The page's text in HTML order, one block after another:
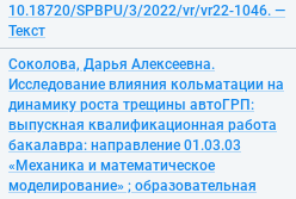
10.18720/SPBPU/3/2022/vr/vr22-1046. —
Текст
Соколова, Дарья Алексеевна.
Исследование влияния кольматации на
динамику роста трещины автоГРП:
выпускная квалификационная работа
бакалавра: направление 01.03.03
«Механика и математическое
моделирование» ; образовательная